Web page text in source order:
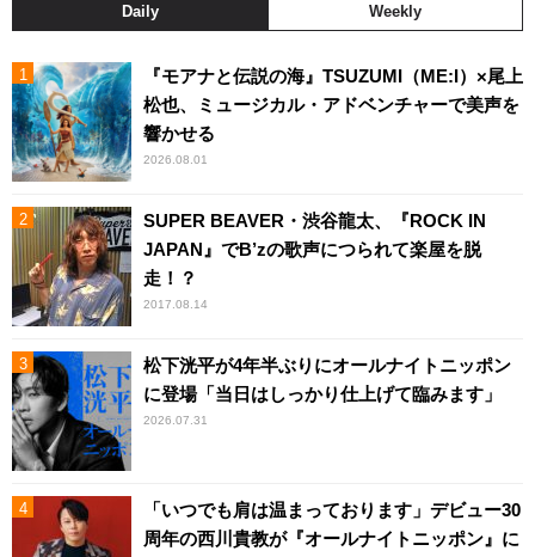
Daily Weekly
『モアナと伝説の海』TSUZUMI（ME:I）×尾上
松也、ミュージカル・アドベンチャーで美声を
響かせる
2026.08.01
SUPER BEAVER・渋谷龍太、『ROCK IN
JAPAN』でB’zの歌声につられて楽屋を脱
走！？
2017.08.14
松下洸平が4年半ぶりにオールナイトニッポン
に登場「当日はしっかり仕上げて臨みます」
2026.07.31
「いつでも肩は温まっております」デビュー30
周年の西川貴教が『オールナイトニッポン』に